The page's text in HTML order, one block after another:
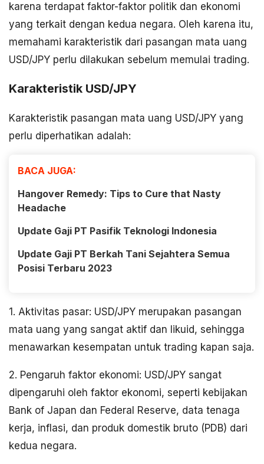
karena terdapat faktor-faktor politik dan ekonomi
yang terkait dengan kedua negara. Oleh karena itu,
memahami karakteristik dari pasangan mata uang
USD/JPY perlu dilakukan sebelum memulai trading.
Karakteristik USD/JPY
Karakteristik pasangan mata uang USD/JPY yang
perlu diperhatikan adalah:
BACA JUGA:
Hangover Remedy: Tips to Cure that Nasty
Headache
Update Gaji PT Pasifik Teknologi Indonesia
Update Gaji PT Berkah Tani Sejahtera Semua
Posisi Terbaru 2023
1. Aktivitas pasar: USD/JPY merupakan pasangan
mata uang yang sangat aktif dan likuid, sehingga
menawarkan kesempatan untuk trading kapan saja.
2. Pengaruh faktor ekonomi: USD/JPY sangat
dipengaruhi oleh faktor ekonomi, seperti kebijakan
Bank of Japan dan Federal Reserve, data tenaga
kerja, inflasi, dan produk domestik bruto (PDB) dari
kedua negara.